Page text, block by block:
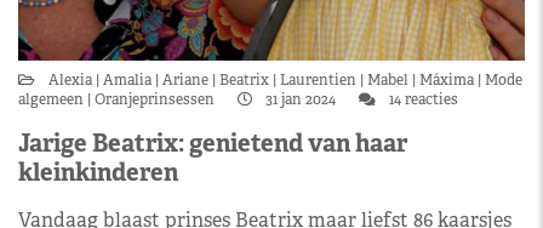
Alexia Amalia Ariane Beatrix Laurentien Mabel Máxima Mode
algemeen Oranjeprinsessen 31 jan 2024 14 reacties
Jarige Beatrix: genietend van haar
kleinkinderen
Vandaag blaast prinses Beatrix maar liefst 86 kaarsjes